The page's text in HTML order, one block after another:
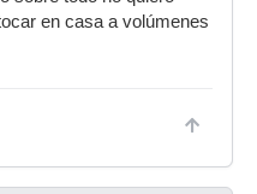
en casa a volúmenes